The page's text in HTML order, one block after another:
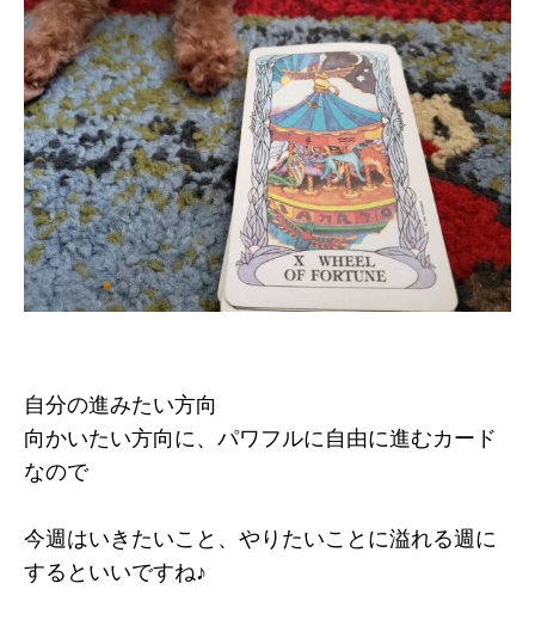
自分の進みたい方向
向かいたい方向に、パワフルに自由に進むカード
なので
今週はいきたいこと、やりたいことに溢れる週に
するといいですね♪